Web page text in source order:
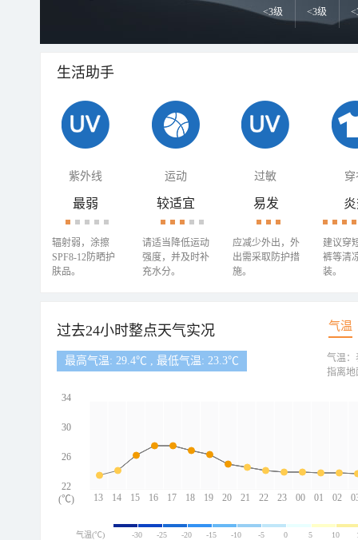
<3级 <3级
生活助手
紫外线 运动 过敏 穿
最弱
辐射弱，涂擦
SPF8-12防晒护
肤品。
较适宜
请适当降低运动
强度，并及时补
充水分。
易发
应减少外出，外
出需采取防护措
施。
建议穿
裤等清
装。
过去24小时整点天气实况 气温
最高气温: 29.4℃ , 最低气温: 23.3℃
13 14 15 16 17 18 19 20 21 22 23 00 01 02
34
30
26
22
(℃)
气温：
指离地
气温(℃) -30 -25 -20 -15 -10 -5 0 5 10